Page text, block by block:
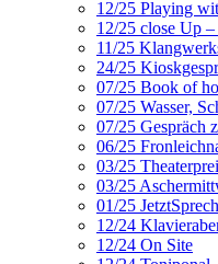
12/25 Playing
12/25 close Up
11/25
24/25
07/25 Book of
07/25 Wasser,
07/25 Gespräch
06/25
03/25
03/25
01/25
12/24
12/24 On Site